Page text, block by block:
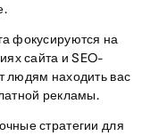
фокусируются на
сайта и SEO-
людям находить вас
рекламы.
стратегии для